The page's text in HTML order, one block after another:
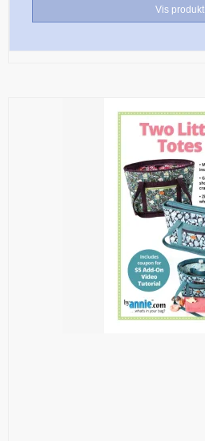
Vis produkt